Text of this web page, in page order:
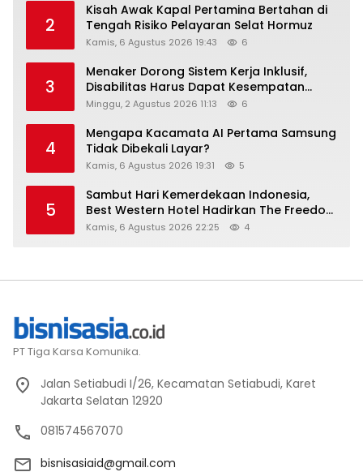
2
Kisah Awak Kapal Pertamina Bertahan di
Tengah Risiko Pelayaran Selat Hormuz
Kamis, 6 Agustus 2026 19:43 6
3
Menaker Dorong Sistem Kerja Inklusif,
Disabilitas Harus Dapat Kesempatan
Setara
Minggu, 2 Agustus 2026 11:13 6
4
Mengapa Kacamata AI Pertama Samsung
Tidak Dibekali Layar?
Kamis, 6 Agustus 2026 19:31 5
5
Sambut Hari Kemerdekaan Indonesia,
Best Western Hotel Hadirkan The Freedom
Stay Diskon Hingga 45%
Kamis, 6 Agustus 2026 22:25 4
PT Tiga Karsa Komunika.
Jalan Setiabudi I/26, Kecamatan Setiabudi, Karet
Jakarta Selatan 12920
081574567070
bisnisasiaid@gmail.com